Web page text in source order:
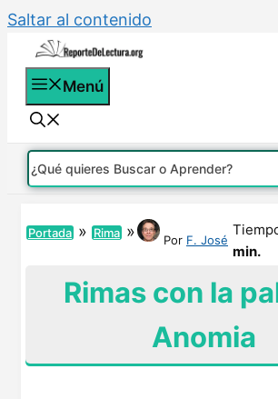
Saltar al contenido
Menú
Portada » Rima » Por F. José
min.
Rimas con la
Anomia